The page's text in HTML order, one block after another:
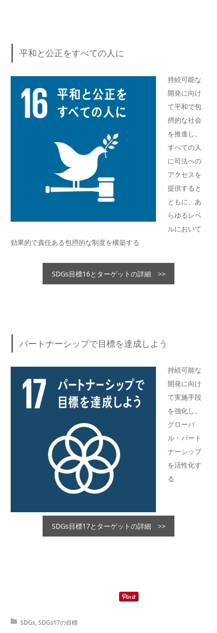
平和と公正をすべての人に
持続可能な
開発に向け
て平和で包
摂的な社会
を推進し、
すべての人
に司法への
アクセスを
提供すると
ともに、あ
らゆるレベ
ルにおいて
効果的で責任ある包摂的な制度を構築する
SDGs目標16とターゲットの詳細 >>
パートナーシップで目標を達成しよう
持続可能な
開発に向け
て実施手段
を強化し、
グローバ
ル・パート
ナーシップ
を活性化す
る
SDGs目標17とターゲットの詳細 >>
SDGs,SDGs17の目標